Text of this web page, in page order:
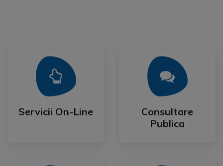
Servicii On-Line
Servicii On-Line
Mai Mult
Consultare
Publica
Consultare
Publica
Mai Mult